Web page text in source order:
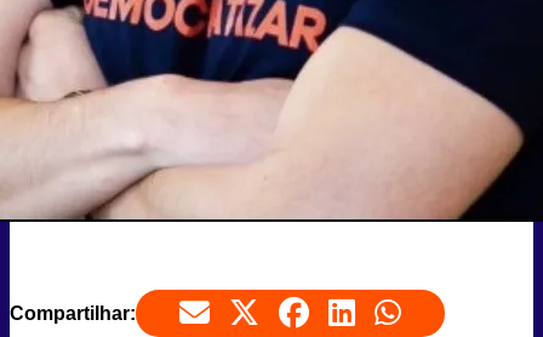
Compartilhar: